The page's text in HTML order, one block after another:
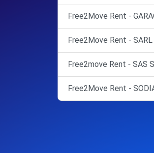
Free2Move Rent -
Free2Move Rent - SARL
Free2move Rent - SAS
Free2Move Rent -